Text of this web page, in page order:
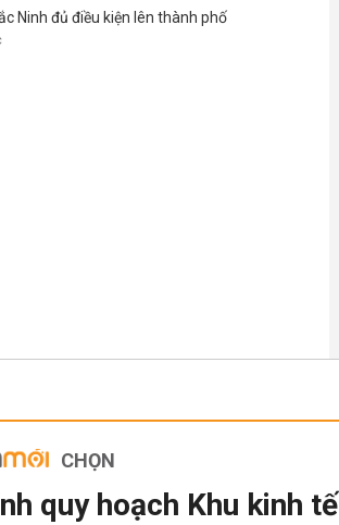
Ninh đủ điều kiện lên thành phố
CHỌN
quy hoạch Khu kinh tế